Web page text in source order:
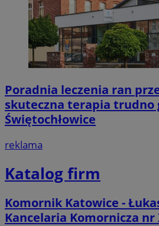
Poradnia leczenia ran
skuteczna terapia trudno
Świętochłowice
reklama
Katalog firm
Komornik Katowice -
Kancelaria Komornicza nr